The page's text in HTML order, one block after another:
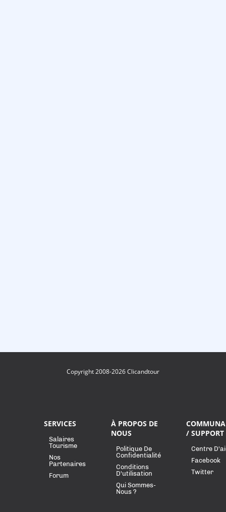
Copyright 2008-2026 Clicandtour
SERVICES
Salaires
Tourisme
Nos
Partenaires
Forum
À PROPOS DE
NOUS
Politique De
Confidentialité
Conditions
D'utilisation
Qui Sommes-
Nous ?
/ SUPPORT
Centre
Facebook
Twitter